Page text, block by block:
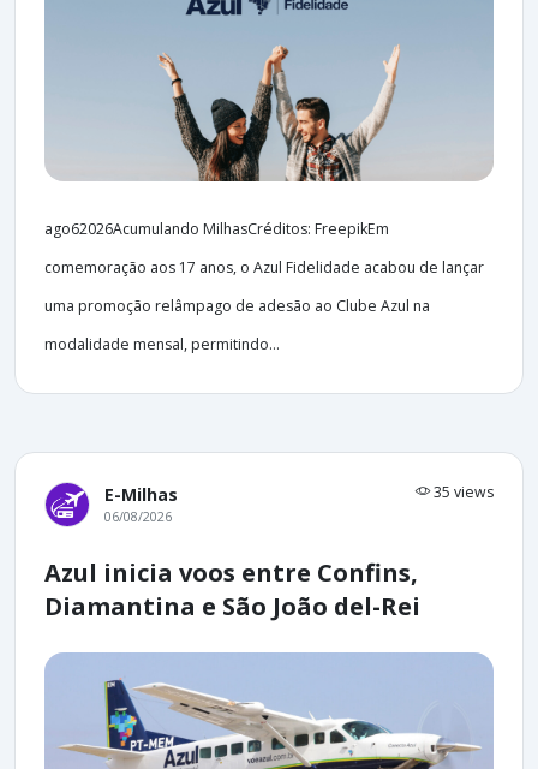
ago62026Acumulando MilhasCréditos: FreepikEm
comemoração aos 17 anos, o Azul Fidelidade acabou de lançar
uma promoção relâmpago de adesão ao Clube Azul na
modalidade mensal, permitindo...
E-Milhas 35 views
06/08/2026
Azul inicia voos entre Confins,
Diamantina e São João del-Rei